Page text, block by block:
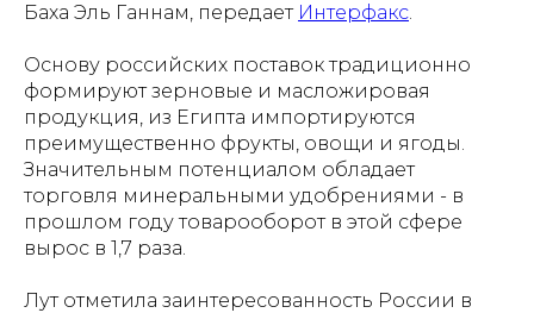
Баха Эль Ганнам, передает Интерфакс.
Основу российских поставок традиционно
формируют зерновые и масложировая
продукция, из Египта импортируются
преимущественно фрукты, овощи и ягоды.
Значительным потенциалом обладает
торговля минеральными удобрениями - в
прошлом году товарооборот в этой сфере
вырос в 1,7 раза.
Лут отметила заинтересованность России в